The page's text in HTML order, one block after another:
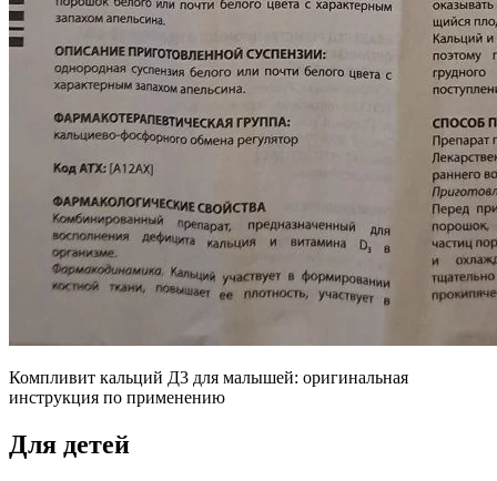
Компливит кальций Д3 для малышей: оригинальная
инструкция по применению
Для детей